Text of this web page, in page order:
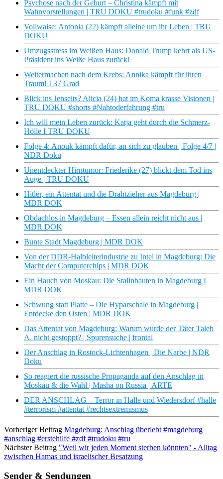
Psychose nach der Geburt – Christina kämpft mit
Wahnvorstellungen | TRU DOKU #trudoku #funk #zdf
Vollwaise: Antonia (22) kämpft alleine um ihr Leben | TRU
DOKU
Umzugsstress im Weißen Haus: Donald Trump kehrt als US-
Präsident ins Weiße Haus zurück!
Weitermachen nach dem Krebs: Annika kämpft für ihren
Traum! I 37 Grad
Blick ins Jenseits? Alicia (24) hat im Koma krasse Visionen |
TRU DOKU #shorts #Nahtoderfahrung #tru
Ich will mein Leben zurück: Katja geht durch die Schmerz-
Hölle I TRU DOKU
Folge 4: Anouk kämpft dafür, an sich zu glauben | Folge 4/7 |
NDR Doku
Unentdeckter Hirntumor: Friederike (27) blickt dem Tod ins
Auge | TRU DOKU
Hitler, ein Attentat und die Drahtzieher aus Magdeburg |
MDR DOK
Obdachlos in Magdeburg – Essen allein reicht nicht aus |
MDR DOK
Bunte Stadt Magdeburg | MDR DOK
Von der DDR-Halbleiterindustrie zu Intel in Magdeburg: Die
Macht der Computerchips | MDR DOK
Ein Hauch von Moskau: Die Stalinbauten in Magdeburg I
MDR DOK
Schwung statt Platte – Die Hyparschale in Magdeburg |
Entdecke den Osten | MDR DOK
Das Attentat von Magdeburg: Warum wurde der Täter Taleb
A. nicht gestoppt? | Spurensuche | frontal
Der Anschlag in Rostock-Lichtenhagen | Die Narbe | NDR
Doku
So reagiert die russische Propaganda auf den Anschlag in
Moskau & die Wahl | Masha on Russia | ARTE
DER ANSCHLAG – Terror in Halle und Wiedersdorf #halle
#terrorism #attentat #rechtsextremismus
Vorheriger Beitrag Magdeburg: Anschlag überlebt #magdeburg
#anschlag #erstehilfe #zdf #trudoku #tru
Nächster Beitrag "Weil wir jeden Moment sterben könnten" - Alltag
zwischen Hamas und israelischer Besatzung
Sender & Sendungen